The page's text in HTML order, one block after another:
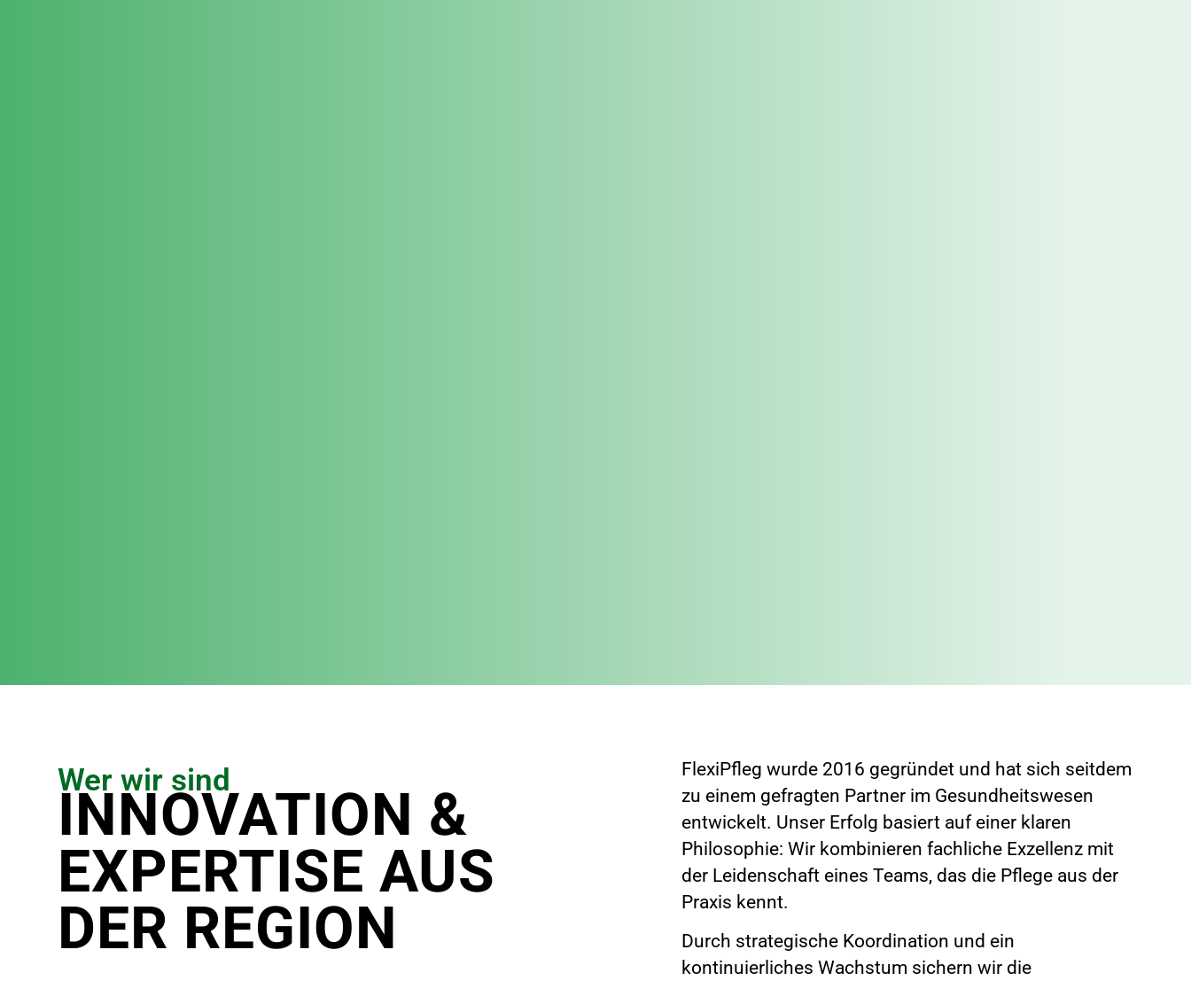
Wer wir sind
INNOVATION &
EXPERTISE AUS
DER REGION
FlexiPfleg wurde 2016 gegründet und hat sich seitdem
zu einem gefragten Partner im Gesundheitswesen
entwickelt. Unser Erfolg basiert auf einer klaren
Philosophie: Wir kombinieren fachliche Exzellenz mit
der Leidenschaft eines Teams, das die Pflege aus der
Praxis kennt.
Durch strategische Koordination und ein
kontinuierliches Wachstum sichern wir die